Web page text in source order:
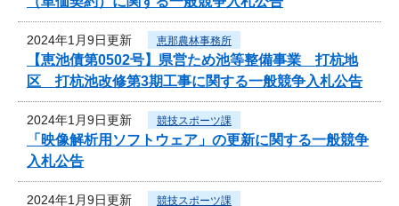
2024年1月9日更新 恵那農林事務所
【恵池債第0502号】県営ため池等整備事業 打杭地
区 打杭池改修第3期工事に関する一般競争入札公告
2024年1月9日更新 競技スポーツ課
「映像解析用ソフトウェア」の更新に関する一般競争
入札公告
2024年1月9日更新 競技スポーツ課